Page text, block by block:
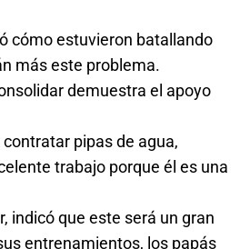
cómo estuvieron batallando
más este problema.
demuestra el apoyo
pipas de agua,
trabajo porque él es una
indicó que este será un gran
entrenamientos, los papás